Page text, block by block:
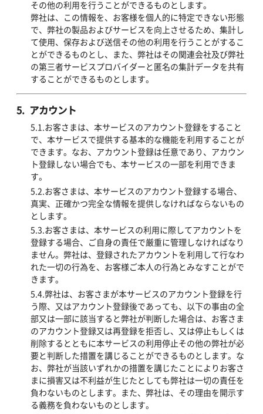
その他の利用を行うことができるものとします。
弊社は、この情報を、お客様を個人的に特定できない形態
で、弊社の製品およびサービスを向上させるため、集計し
て使用、保存および送信その他の利用を行うことがするこ
とができるものとし、また、弊社はその関連会社及び弊社
の第三者サービスプロバイダーと匿名の集計データを共有
することができるものとします。
5. アカウント
5.1.お客さまは、本サービスのアカウント登録をすること
で、本サービスで提供する基本的な機能を利用することが
できます。なお、アカウント登録は任意であり、アカウン
ト登録しない場合でも、本サービスの一部を利用できま
す。
5.2.お客さまは、本サービスのアカウント登録する場合、
真実、正確かつ完全な情報を提供しなければならないもの
とします。
5.3.お客さまは、本サービスの利用に際してアカウントを
登録する場合、ご自身の責任で厳重に管理しなければなり
ません。弊社は、登録されたアカウントを利用して行なわ
れた一切の行為を、お客様ご本人の行為とみなすことがで
きます。
5.4.弊社は、お客さまが本サービスのアカウント登録を行
う際、又はアカウント登録後であっても、以下の事由の全
部又は一部に該当すると弊社が判断した場合は、お客さま
のアカウント登録又は再登録を拒否し、又は停止もしくは
削除するとともに本サービスの利用停止その他の弊社が必
要と判断した措置を講じることができるものとします。な
お、弊社が当該いずれかの措置を講じたことによりお客さ
まに損害又は不利益が生じたとしても弊社は一切の責任を
負わないものとします。また、弊社は、その理由を開示す
る義務を負わないものとします。